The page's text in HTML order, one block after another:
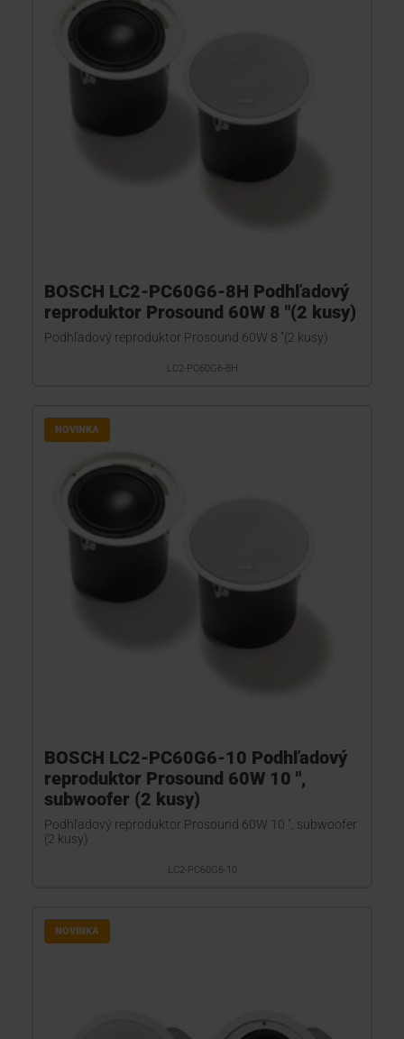
BOSCH LC2-PC60G6-8H Podhľadový
reproduktor Prosound 60W 8 "(2 kusy)
Podhľadový reproduktor Prosound 60W 8 "(2 kusy)
LC2-PC60G6-8H
NOVINKA
BOSCH LC2-PC60G6-10 Podhľadový
reproduktor Prosound 60W 10 ",
subwoofer (2 kusy)
Podhľadový reproduktor Prosound 60W 10 ", subwoofer
(2 kusy)
LC2-PC60G6-10
NOVINKA